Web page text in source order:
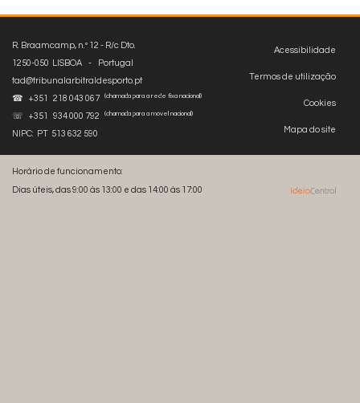
Acessibilidade
Termos de utilização
Cookies
Mapa do site
R. Braamcamp, n.º 12 - R/c Dto.
1250-050 LISBOA - Portugal
tad@tribunalarbitraldesporto.pt
☎ +351 218 043 067
(chamada para a rede fixa nacional)
☏ +351 934 000 792 (chamada para a móvel nacional)
NIPC: PT 513 632 590
Horário de funcionamento:
Dias úteis, das 9:00 às 13:00 e das 14:00 às 17:00